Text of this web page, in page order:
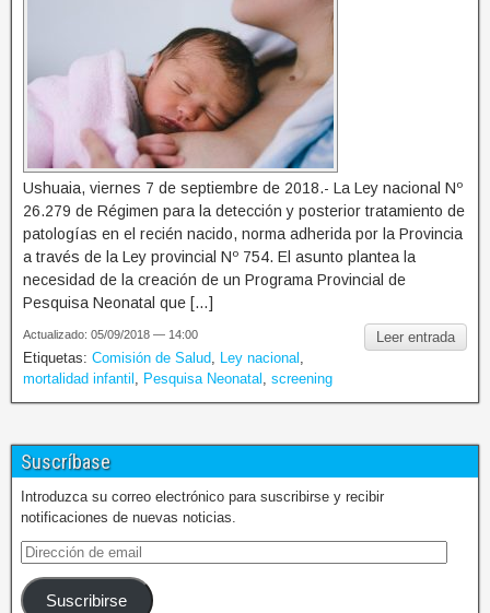
Ushuaia, viernes 7 de septiembre de 2018.- La Ley nacional Nº
26.279 de Régimen para la detección y posterior tratamiento de
patologías en el recién nacido, norma adherida por la Provincia
a través de la Ley provincial Nº 754. El asunto plantea la
necesidad de la creación de un Programa Provincial de
Pesquisa Neonatal que […]
Leer entrada
Actualizado: 05/09/2018 — 14:00
Etiquetas: Comisión de Salud Ley nacional
mortalidad infantil
Pesquisa Neonatal screening
Suscríbase
Introduzca su correo electrónico para suscribirse y recibir
notificaciones de nuevas noticias.
Suscribirse